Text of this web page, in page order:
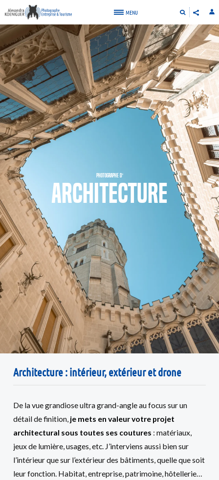
MENU
Photographe d'
architecture
Architecture : intérieur, extérieur et drone
De la vue grandiose ultra grand-angle au focus sur un
détail de finition, je mets en valeur votre projet
architectural sous toutes ses coutures : matériaux,
jeux de lumière, usages, etc. J’interviens aussi bien sur
l’intérieur que sur l’extérieur des bâtiments, quelle que soit
leur fonction. Habitat, entreprise, patrimoine, hôtellerie…